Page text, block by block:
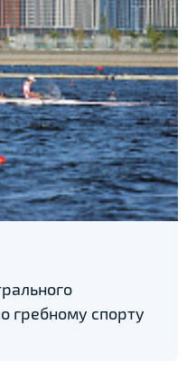
гребному спорту